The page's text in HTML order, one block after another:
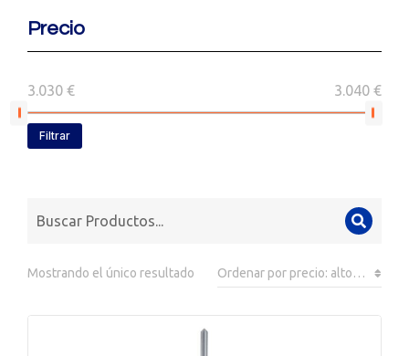
Precio
3.030 € 3.040 €
Filtrar
Mostrando el único resultado